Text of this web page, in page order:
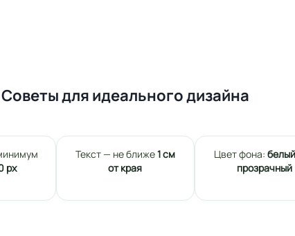
Советы для идеального дизайна
px
Текст — не ближе1 см
от края
Цвет фона:
прозрачный